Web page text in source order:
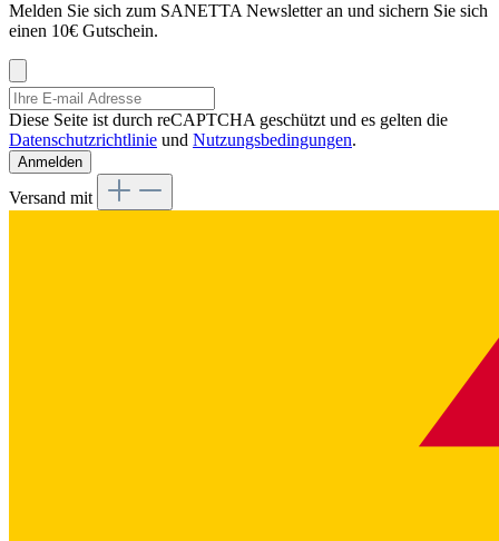
Melden Sie sich zum SANETTA Newsletter an und sichern Sie sich
einen 10€ Gutschein.
Diese Seite ist durch reCAPTCHA geschützt und es gelten die
Datenschutzrichtlinie und Nutzungsbedingungen.
Anmelden
Versand mit